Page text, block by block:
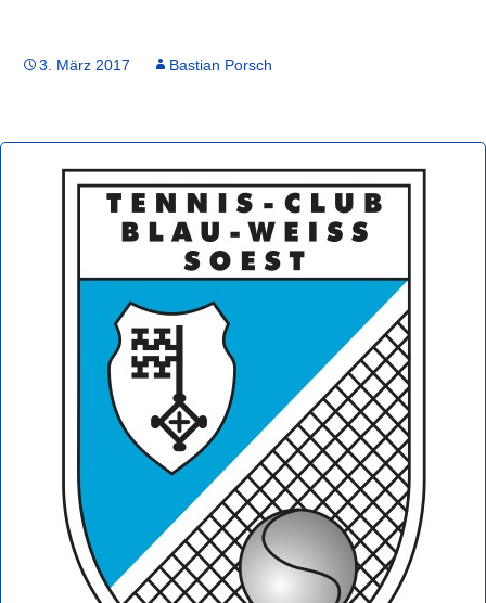
3. März 2017 Bastian Porsch